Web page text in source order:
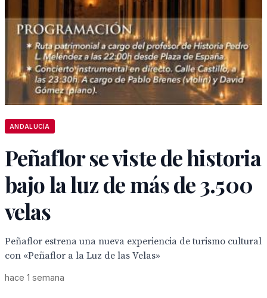
ANDALUCÍA
Peñaflor se viste de historia
bajo la luz de más de 3.500
velas
Peñaflor estrena una nueva experiencia de turismo cultural
con «Peñaflor a la Luz de las Velas»
hace 1 semana